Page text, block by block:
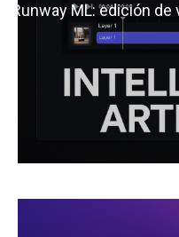
Runway ML: edición